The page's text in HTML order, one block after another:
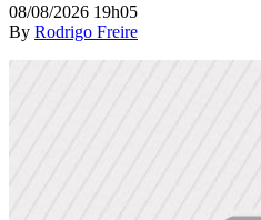
08/08/2026 19h05
By Rodrigo Freire